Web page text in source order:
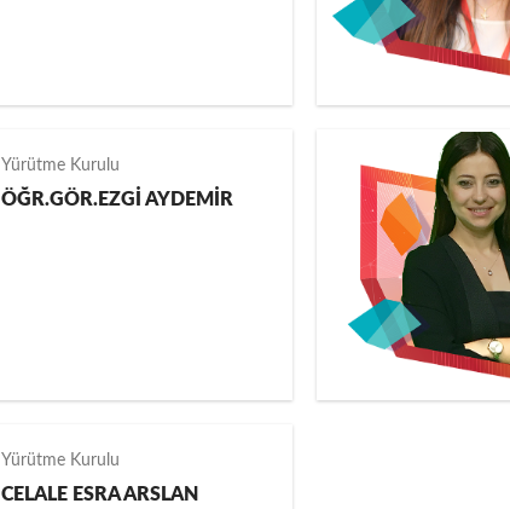
Yürütme Kurulu
ÖĞR.GÖR.EZGİ AYDEMİR
Yürütme Kurulu
CELALE ESRA ARSLAN